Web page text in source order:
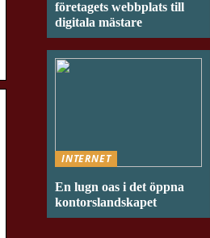
företagets webbplats till
digitala mästare
INTERNET
En lugn oas i det öppna
kontorslandskapet